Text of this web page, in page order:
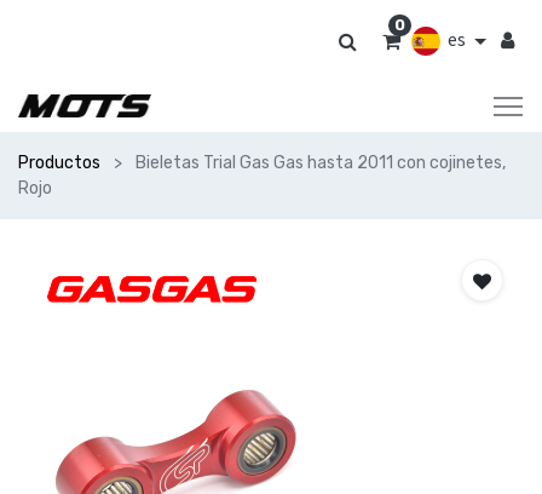
es
0
Productos
Bieletas Trial Gas Gas hasta 2011 con cojinetes,
Rojo